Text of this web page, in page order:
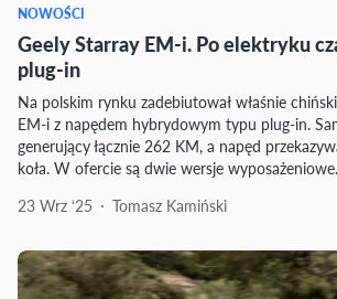
NOWOŚCI
Geely Starray EM-i. Po elektryku
plug-in
Na polskim rynku zadebiutował właśnie
EM-i z napędem hybrydowym typu plug-in.
generujący łącznie 262 KM, a napęd
koła. W ofercie są dwie wersje wyposażeniowe.
23 Wrz ‘25
Tomasz Kamiński